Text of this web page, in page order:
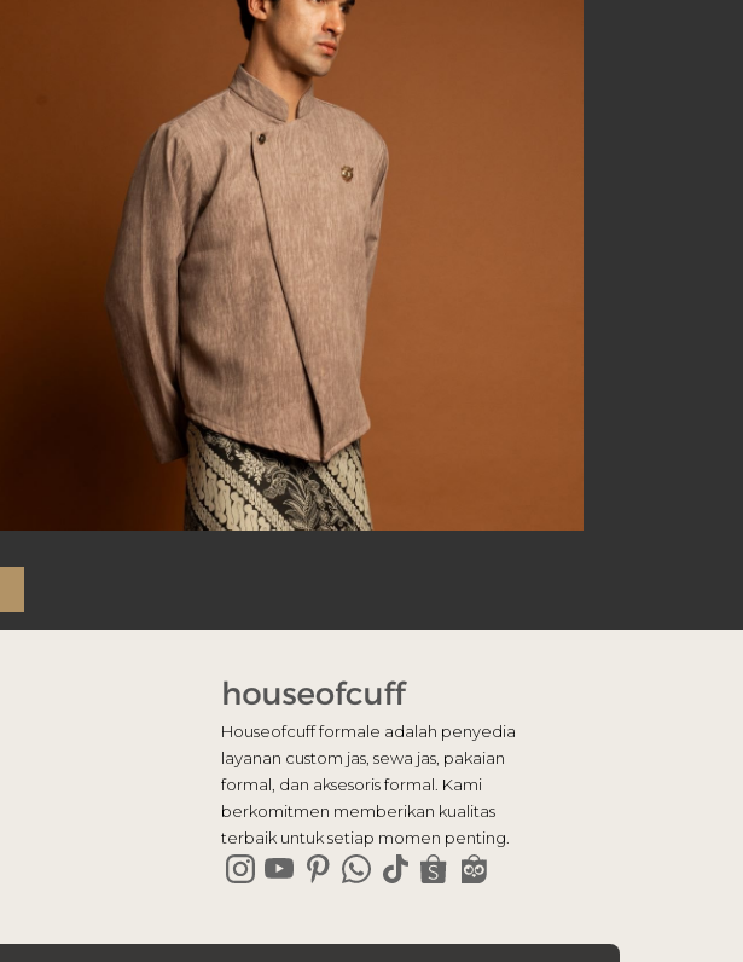
Houseofcuff formale adalah penyedia
layanan custom jas, sewa jas, pakaian
formal, dan aksesoris formal. Kami
berkomitmen memberikan kualitas
terbaik untuk setiap momen penting.